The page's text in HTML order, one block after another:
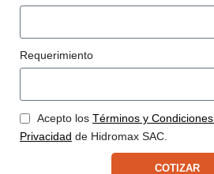
Requerimiento
Acepto los Términos y Condiciones
Privacidad de Hidromax SAC.
COTIZAR